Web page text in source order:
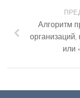
Алгоритм
или